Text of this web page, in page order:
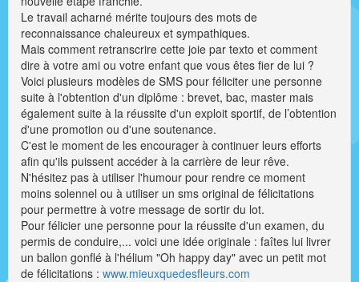
Le travail acharné mérite toujours des mots de
reconnaissance chaleureux et sympathiques.
Mais comment retranscrire cette joie par texto et comment
dire à votre ami ou votre enfant que vous êtes fier de lui ?
Voici plusieurs modèles de SMS pour féliciter une personne
suite à l'obtention d'un diplôme : brevet, bac, master mais
également suite à la réussite d'un exploit sportif, de l’obtention
d'une promotion ou d'une soutenance.
C'est le moment de les encourager à continuer leurs efforts
afin qu'ils puissent accéder à la carrière de leur rêve.
N'hésitez pas à utiliser l'humour pour rendre ce moment
moins solennel ou à utiliser un sms original de félicitations
pour permettre à votre message de sortir du lot.
Pour félicier une personne pour la réussite d'un examen, du
permis de conduire,... voici une idée originale : faîtes lui livrer
un ballon gonflé à l'hélium "Oh happy day" avec un petit mot
de félicitations : www.mieuxquedesfleurs.com